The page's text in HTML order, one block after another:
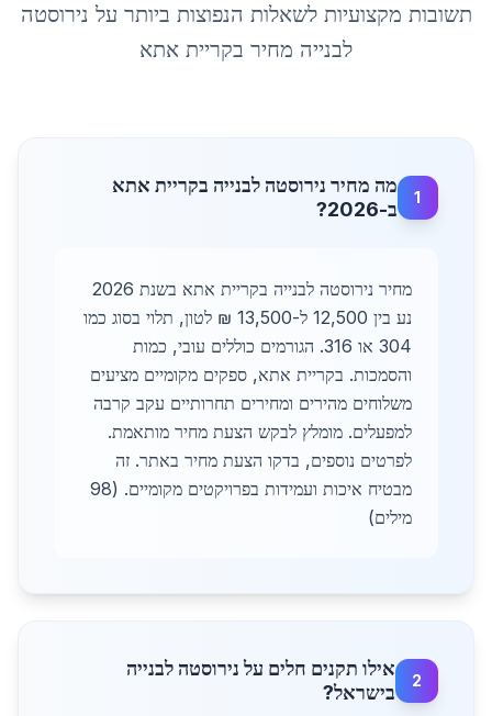
תשובות מקצועיות לשאלות הנפוצות ביותר על נירוסטה
לבנייה מחיר בקריית אתא
1
מה מחיר נירוסטה לבנייה בקריית אתא
ב-2026?
מחיר נירוסטה לבנייה בקריית אתא בשנת 2026
נע בין 12,500 ל-13,500 ₪ לטון, תלוי בסוג כמו
304 או 316. הגורמים כוללים עובי, כמות
והסמכות. בקריית אתא, ספקים מקומיים מציעים
משלוחים מהירים ומחירים תחרותיים עקב קרבה
למפעלים. מומלץ לבקש הצעת מחיר מותאמת.
לפרטים נוספים, בדקו הצעת מחיר באתר. זה
מבטיח איכות ועמידות בפרויקטים מקומיים. (98
מילים)
2
אילו תקנים חלים על נירוסטה לבנייה
בישראל?